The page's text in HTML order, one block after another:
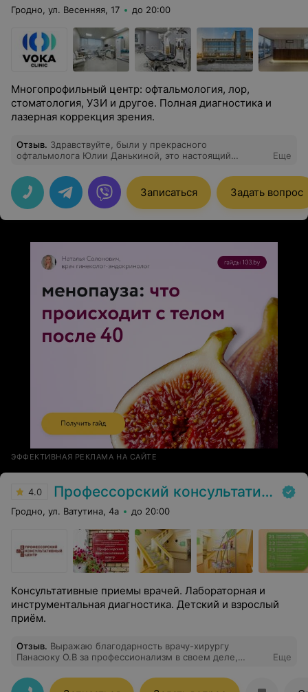
Гродно, ул. Весенняя, 17 до 20:00
Многопрофильный центр: офтальмология, лор,
стоматология, УЗИ и другое. Полная диагностика и
лазерная коррекция зрения.
Отзыв. Здравствуйте, были у прекрасного
офтальмолога Юлии Данькиной, это настоящий
человек, были с дочкой 10 лет, ребенок в полном
восторге. Мы очень счастливы что в центре появился
детский прием, теперь только к Юлечке, спасибо вам
за прекрасное обслуживание и такого замечательного
доктора
Еще
Записаться Задать вопрос
ЭФФЕКТИВНАЯ РЕКЛАМА НА САЙТЕ
4.0 Профессорский консультативный центр г. Гродно
Гродно, ул. Ватутина, 4а до 20:00
Консультативные приемы врачей. Лабораторная и
инструментальная диагностика. Детский и взрослый
приём.
Отзыв. Выражаю благодарность врачу-хирургу
Панасюку О.В за профессионализм в своем деле,
Еще